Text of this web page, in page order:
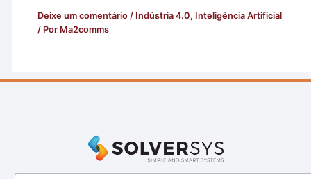
Deixe um comentário / Indústria 4.0, Inteligência Artificial
/ Por Ma2comms